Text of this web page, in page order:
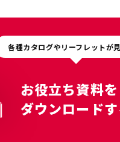
各種カタログやリーフレットが
お役立ち資料を
ダウンロード